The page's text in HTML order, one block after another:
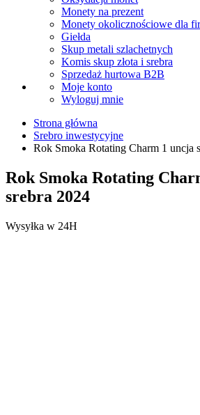
Monety na prezent
Monety okolicznościowe dla
Giełda
Skup metali szlachetnych
Komis skup złota i srebra
Sprzedaż hurtowa B2B
Moje konto
Wyloguj mnie
Strona główna
Srebro inwestycyjne
Rok Smoka Rotating Charm 1 uncja
Rok Smoka Rotating
srebra 2024
Wysyłka w 24H